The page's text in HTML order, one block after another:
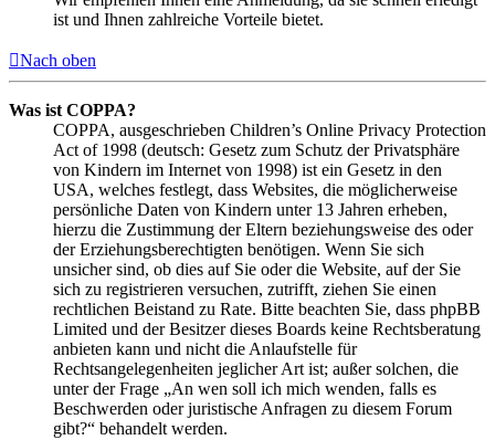
ist und Ihnen zahlreiche Vorteile bietet.
Nach oben
Was ist COPPA?
COPPA, ausgeschrieben Children’s Online Privacy Protection
Act of 1998 (deutsch: Gesetz zum Schutz der Privatsphäre
von Kindern im Internet von 1998) ist ein Gesetz in den
USA, welches festlegt, dass Websites, die möglicherweise
persönliche Daten von Kindern unter 13 Jahren erheben,
hierzu die Zustimmung der Eltern beziehungsweise des oder
der Erziehungsberechtigten benötigen. Wenn Sie sich
unsicher sind, ob dies auf Sie oder die Website, auf der Sie
sich zu registrieren versuchen, zutrifft, ziehen Sie einen
rechtlichen Beistand zu Rate. Bitte beachten Sie, dass phpBB
Limited und der Besitzer dieses Boards keine Rechtsberatung
anbieten kann und nicht die Anlaufstelle für
Rechtsangelegenheiten jeglicher Art ist; außer solchen, die
unter der Frage „An wen soll ich mich wenden, falls es
Beschwerden oder juristische Anfragen zu diesem Forum
gibt?“ behandelt werden.